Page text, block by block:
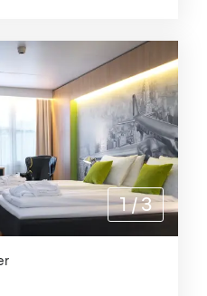
1 /3